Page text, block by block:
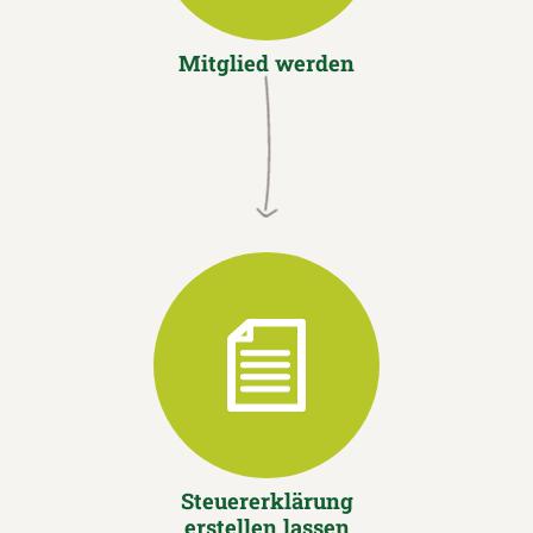
Mitglied werden
Steuererklärung